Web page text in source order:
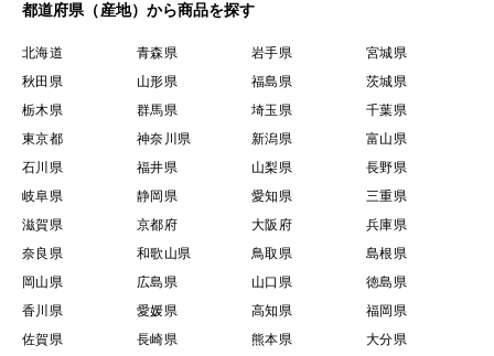
都道府県（産地）から商品を探す
北海道 青森県 岩手県
宮城県
秋田県
山形県 福島県
茨城県
栃木県
群馬県 埼玉県
千葉県
東京都
神奈川県 新潟県
富山県
石川県
福井県 山梨県
長野県
岐阜県
静岡県 愛知県
三重県
滋賀県
京都府 大阪府
兵庫県
奈良県
和歌山県 鳥取県
島根県
岡山県
広島県 山口県
徳島県
香川県
愛媛県 高知県
福岡県
佐賀県
長崎県 熊本県 大分県